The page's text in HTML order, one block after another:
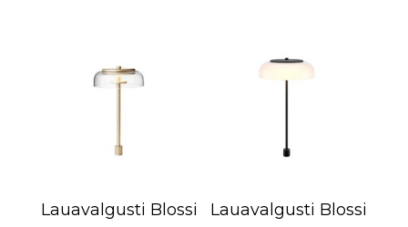
Lauavalgusti Blossi Lauavalgusti Blossi